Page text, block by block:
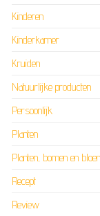
Kinderen
Kinderkamer
Kruiden
Natuurlijke producten
Persoonlijk
Planten
Planten, bomen en
Recept
Review